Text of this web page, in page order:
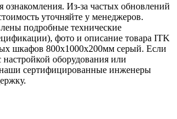
Из‑за частых обновлений
уточняйте у менеджеров.
подробные технические
фото и описание товара ITK
шкафов 800х1000х200мм серый. Если
оборудования или
сертифицированные инженеры